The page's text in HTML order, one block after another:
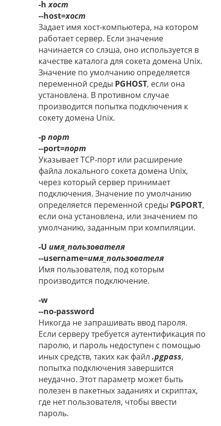
-hхост
--host=хост
Задает имя хост-компьютера, на котором
работает сервер. Если значение
начинается со слэша, оно используется в
качестве каталога для сокета домена Unix.
Значение по умолчанию определяется
переменной среды PGHOST, если она
установлена. В противном случае
производится попытка подключения к
сокету домена Unix.
-pпорт
--port=порт
Указывает TCP-порт или расширение
файла локального сокета домена Unix,
через который сервер принимает
подключения. Значение по умолчанию
определяется переменной среды PGPORT,
если она установлена, или значением по
умолчанию, заданным при компиляции.
-U имя_пользователя
--username=имя_пользователя
Имя пользователя, под которым
производится подключение.
-w
--no-password
Никогда не запрашивать ввод пароля.
Если серверу требуется аутентификация по
паролю, и пароль недоступен с помощью
иных средств, таких как файл .pgpass,
попытка подключения завершится
неудачно. Этот параметр может быть
полезен в пакетных заданиях и скриптах,
где нет пользователя, чтобы ввести
пароль.